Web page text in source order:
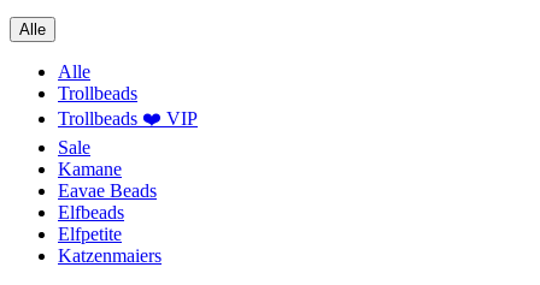
Alle
Alle
Trollbeads
Trollbeads ❤️ VIP
Sale
Kamane
Eavae Beads
Elfbeads
Elfpetite
Katzenmaiers